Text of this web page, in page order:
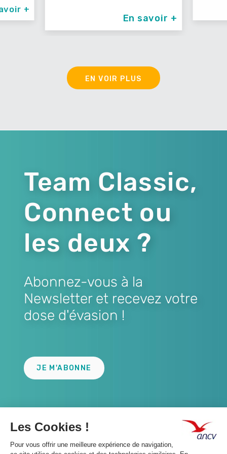
+
En savoir +
EN VOIR PLUS
Team Classic,
Connect ou
les deux ?
Abonnez-vous à la
Newsletter et recevez votre
dose d'évasion !
JE M'ABONNE